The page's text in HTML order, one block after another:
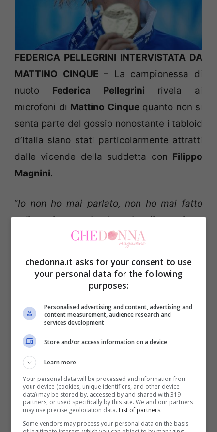
FEDERICA PELLEGRINI INTERVISTATA DA
MATTINO CINQUE– La campionessa di
nuoto Federica Pellegrini rivela ai
microfoni di Mattino Cinquequanto non si
senta parte del gossip nonostante i tabloid
d’Italia siano stati particolarmente attratti
dalle vicende della suddetta con Filippo
Magnini.
“Io non ho mai parlato, non ho mai fatto
un’intervista parlando solo di gossip –
afferma la Pellegrini-. Purtroppo vado in
a chiedere di farmele. Se ne è parlato, ne
parlano gli altri, non ne parlo io”.
Quanto all’appellativo di “mangia uomini”
che si è guadagnata in questo periodo
ribatte: “
assolutamente non mi ci sento. Sono una
ragazza di 23 anni, che può fare dei
cambiamenti nella sua vita. Questo è. Poi i
nomignoli per me si sprecano. Cerco di
chedonna.it asks for your consent to use
your personal data for the following
purposes:
Personalised advertising and content, advertising and
content measurement, audience research and
services development
Store and/or access information on a device
Learn more
Your personal data will be processed and information from
your device (cookies, unique identifiers, and other device
data) may be stored by, accessed by and shared with 319
partners, or used specifically by this site. We and our partners
may use precise geolocation data. List of partners.
Some vendors may process your personal data on the basis